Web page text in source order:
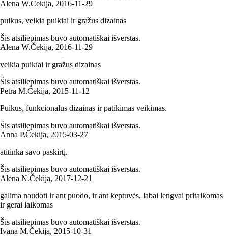
Alena W.Čekija, 2016‑11‑29
puikus, veikia puikiai ir gražus dizainas
Šis atsiliepimas buvo automatiškai išverstas.
Alena W.Čekija, 2016‑11‑29
veikia puikiai ir gražus dizainas
Šis atsiliepimas buvo automatiškai išverstas.
Petra M.Čekija, 2015‑11‑12
Puikus, funkcionalus dizainas ir patikimas veikimas.
Šis atsiliepimas buvo automatiškai išverstas.
Anna P.Čekija, 2015‑03‑27
atitinka savo paskirtį.
Šis atsiliepimas buvo automatiškai išverstas.
Alena N.Čekija, 2017‑12‑21
galima naudoti ir ant puodo, ir ant keptuvės, labai lengvai pritaikomas
ir gerai laikomas
Šis atsiliepimas buvo automatiškai išverstas.
Ivana M.Čekija, 2015‑10‑31